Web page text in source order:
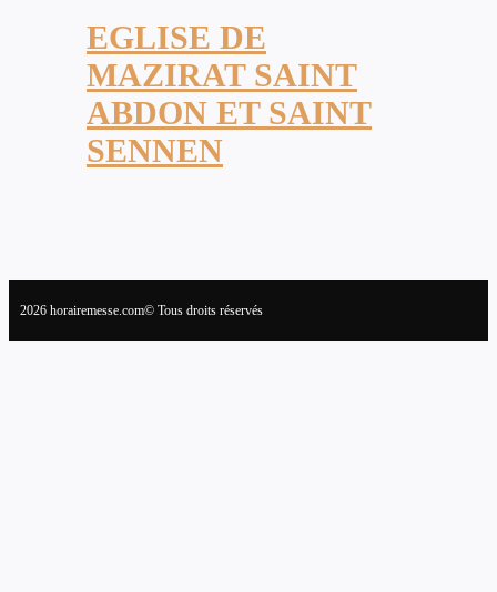
EGLISE DE
MAZIRAT SAINT
ABDON ET SAINT
SENNEN
2026 horairemesse.com© Tous droits réservés